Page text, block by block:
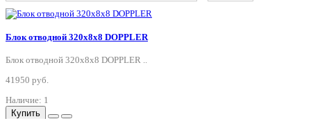
Блок отводной 320х8х8 DOPPLER
Блок отводной 320х8х8 DOPPLER ..
41950 руб.
Наличие: 1
Купить